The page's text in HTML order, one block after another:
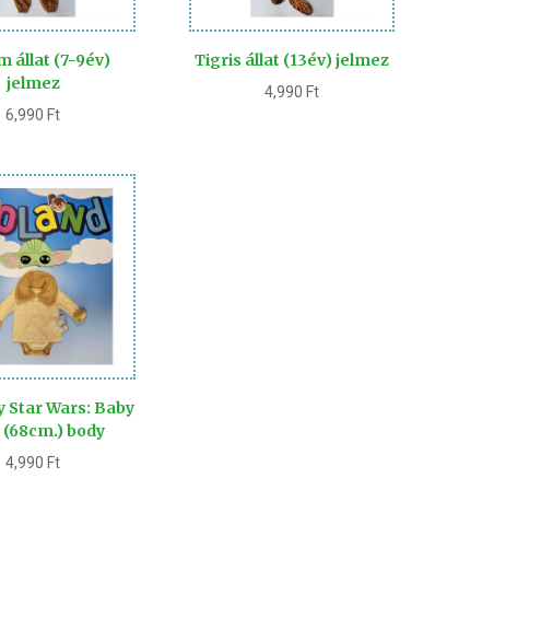
állat (7-9év)
jelmez
6,990 Ft
Tigris állat (13év) jelmez
4,990 Ft
Star Wars: Baby
(68cm.) body
4,990Ft